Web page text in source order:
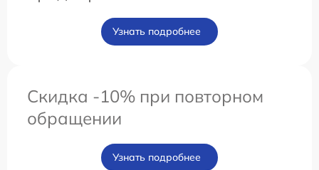
Узнать подробнее
Скидка -10% при повторном
обращении
Узнать подробнее